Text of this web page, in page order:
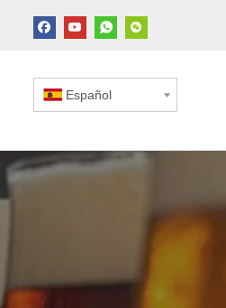
Español